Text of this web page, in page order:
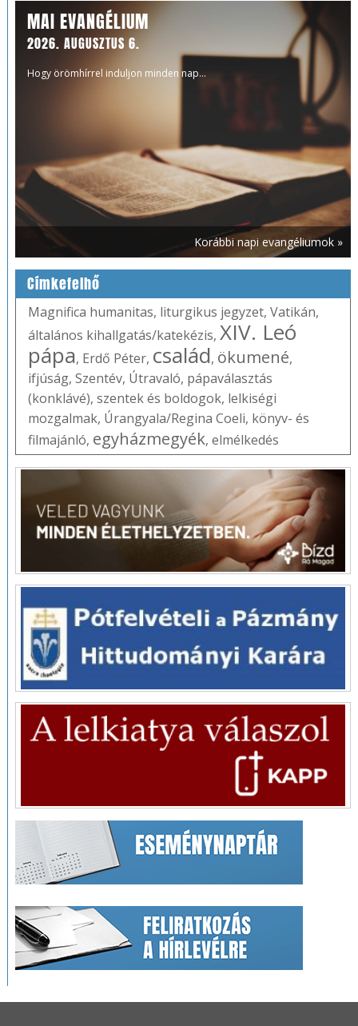
MAI EVANGÉLIUM
2026. AUGUSZTUS 6.
Hogy örömhírrel induljon minden nap...
Korábbi napi evangéliumok »
Címkefelhő
Magnifica humanitas, liturgikus jegyzet, Vatikán,
általános kihallgatás/katekézis, XIV. Leó
pápa, Erdő Péter, család, ökumené,
ifjúság, Szentév, Útravaló, pápaválasztás
(konklávé), szentek és boldogok, lelkiségi
mozgalmak, Úrangyala/Regina Coeli, könyv- és
filmajánló, egyházmegyék, elmélkedés